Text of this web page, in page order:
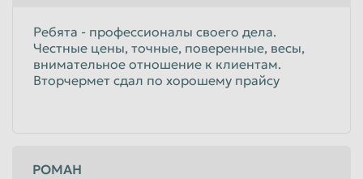
Ребята - профессионалы своего дела.
Честные цены, точные, поверенные, весы,
внимательное отношение к клиентам.
Вторчермет сдал по хорошему прайсу
РОМАН